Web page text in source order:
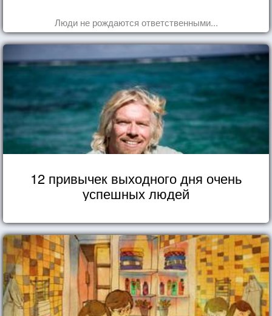
Люди не рождаются ответственными...
12 привычек выходного дня очень
успешных людей